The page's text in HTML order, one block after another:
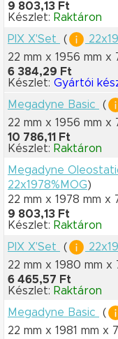
9 803,13 Ft
Készlet: Raktáron
PIX X'Set
(
22 mm x 1956 mm x
6 384,29 Ft
Készlet: Gyártói
Megadyne Basic
(
22 mm x 1956 mm x
10 786,11 Ft
Készlet: Raktáron
Megadyne
22x1978%MOG)
22 mm x 1978 mm x
9 803,13 Ft
Készlet: Raktáron
PIX X'Set
(
22 mm x 1980 mm x
6 465,57 Ft
Készlet: Raktáron
Megadyne Basic
(
22 mm x 1981 mm x